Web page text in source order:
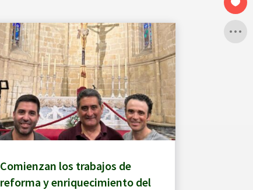
Comienzan los trabajos de
reforma y enriquecimiento del